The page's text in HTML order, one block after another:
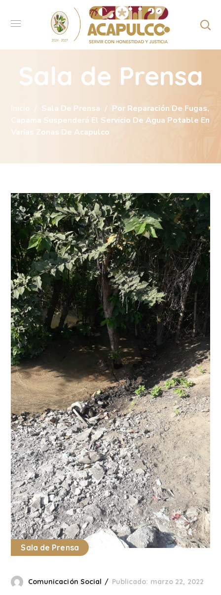
Sala de Prensa
Inicio Sala De Prensa
Por Reparación De Fugas,
Capama Suspenderá El Servicio De Agua Potable En
Varias Zonas De Acapulco
Sala de Prensa
Comunicación Social Publicado: marzo 22, 2022